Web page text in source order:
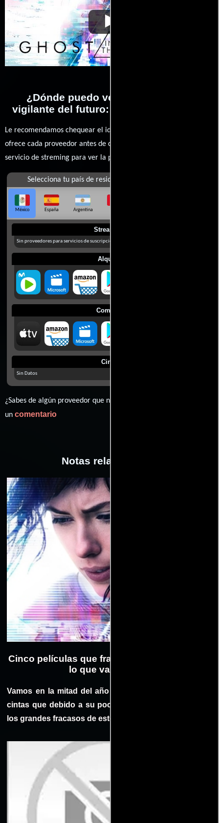
La vigilante del futuro:
Ghost in the Shell
Video de la película La vigilante
del futuro: Ghost in the Shell
¿Dónde puedo ver la películas La
vigilante del futuro: Ghost in the Shell?
Le recomendamos chequear el idioma, doblaje o subtítulos que
ofrece cada proveedor antes de comprar, alquilar o contratar un
servicio de streming para ver la películas.
Selecciona tu país de residencia
México España Argentina
Streaming
Sin proveedores para servicios de suscripción en México
Alquilar
Comprar
Cines
Sin Datos
¿Sabes de algún proveedor que no estamos mostrando? déjanos
un comentario
Notas relacionadas
Cinco películas que fracasaron en taquilla en
lo que va del 2017
Vamos en la mitad del año y comienzan a desfilar las
cintas que debido a su poca taquilla se convierten en
los grandes fracasos de este año. Conoce el Top 5.